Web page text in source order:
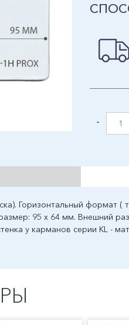
-
Горизонтальный формат (
95 х 64 мм. Внешний
у карманов серии KL -